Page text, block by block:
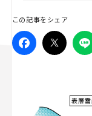
この記事をシェア
Campaign
人気のハッシュタグ
スズキ ジムニー